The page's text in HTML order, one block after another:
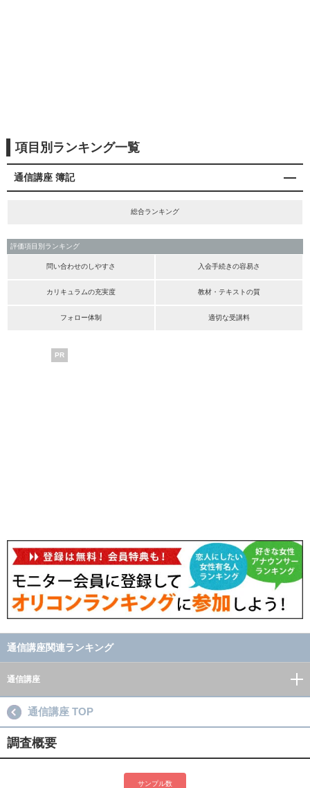
項目別ランキング一覧
通信講座 簿記
総合ランキング
評価項目別ランキング
問い合わせのしやすさ 入会手続きの容易さ
カリキュラムの充実度 教材・テキストの質
フォロー体制 適切な受講料
PR
通信講座関連ランキング
通信講座
通信講座 TOP
調査概要
サンプル数